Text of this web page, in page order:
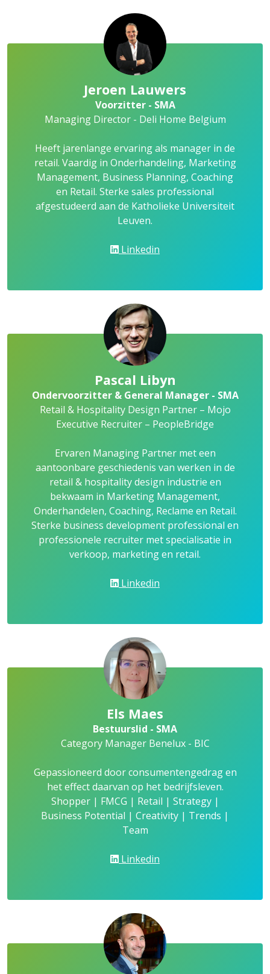
Jeroen Lauwers
Voorzitter - SMA
Managing Director - Deli Home Belgium
Heeft jarenlange ervaring als manager in de
retail. Vaardig in Onderhandeling, Marketing
Management, Business Planning, Coaching
en Retail. Sterke sales professional
afgestudeerd aan de Katholieke Universiteit
Leuven.
Linkedin
Pascal Libyn
Ondervoorzitter & General Manager - SMA
Retail & Hospitality Design Partner – Mojo
Executive Recruiter – PeopleBridge
Ervaren Managing Partner met een
aantoonbare geschiedenis van werken in de
retail & hospitality design industrie en
bekwaam in Marketing Management,
Onderhandelen, Coaching, Reclame en Retail.
Sterke business development professional en
professionele recruiter met specialisatie in
verkoop, marketing en retail.
Linkedin
Els Maes
Bestuurslid - SMA
Category Manager Benelux - BIC
Gepassioneerd door consumentengedrag en
het effect daarvan op het bedrijfsleven.
Shopper | FMCG | Retail | Strategy |
Business Potential | Creativity | Trends |
Team
Linkedin